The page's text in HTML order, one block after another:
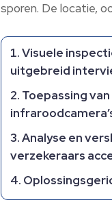
sporen.​ De locatie,
Visuele
uitgebreid
Toepassing
Analyse en
verzekeraars